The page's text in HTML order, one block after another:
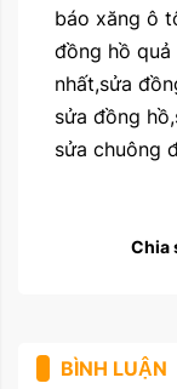
báo xăng ô
đồng hồ
nhất,sửa
sửa đồng
sửa chuông
Chia
BÌNH LUẬN